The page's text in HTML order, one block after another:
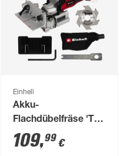
Einhell
Akku-
Flachdübelfräse 'TE-
BJ 18 Li - Solo' ohne
Akku
109,99 €